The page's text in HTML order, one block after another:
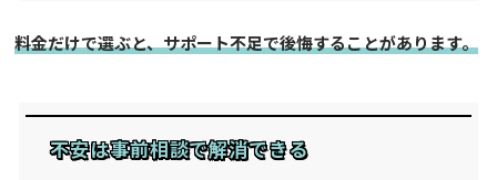
料金だけで選ぶと、サポート不足で後悔することがあります。
不安は事前相談で解消できる